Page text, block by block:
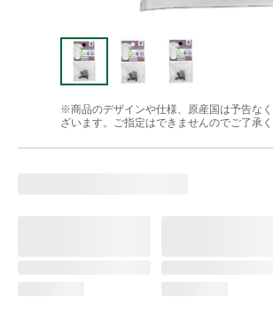
※商品のデザインや仕様、原産国は予告な
ざいます。ご指定はできませんのでご了承く